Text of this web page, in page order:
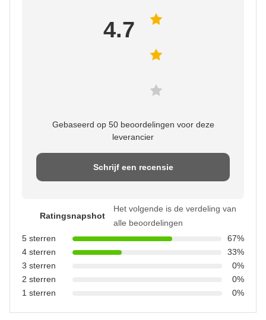
4.7
Gebaseerd op 50 beoordelingen voor deze
leverancier
Schrijf een recensie
Ratingsnapshot
Het volgende is de verdeling van
alle beoordelingen
5 sterren
67%
4 sterren
33%
3 sterren
0%
2 sterren
0%
1 sterren
0%